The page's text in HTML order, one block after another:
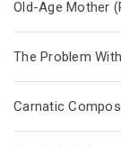
Old-Age Mother
The Problem
Carnatic